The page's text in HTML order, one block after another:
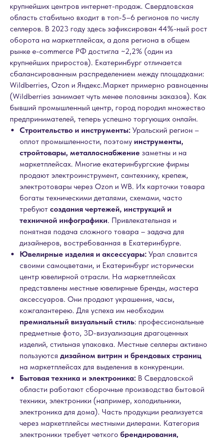
крупнейших центров интернет-продаж. Свердловская
область стабильно входит в топ-5–6 регионов по числу
селлеров. В 2023 году здесь зафиксирован 44%-ный рост
оборота на маркетплейсах, а доля региона в общем
рынке e-commerce РФ достигла ~2,2% (один из
крупнейших приростов). Екатеринбург отличается
сбалансированным распределением между площадками:
Wildberries, Ozon и Яндекс.Маркет примерно равноценны
(Wildberries занимает чуть менее половины заказов). Как
бывший промышленный центр, город породил множество
предпринимателей, теперь успешно торгующих онлайн.
Строительство и инструменты: Уральский регион –
оплот промышленности, поэтому инструменты,
стройтовары, металлоснабжение заметны и на
маркетплейсах. Многие екатеринбургские фирмы
продают электроинструмент, сантехнику, крепеж,
электротовары через Ozon и WB. Их карточки товара
богаты техническими деталями, схемами, часто
требуют создания чертежей, инструкций и
техничной инфографики. Привлекательная и
понятная подача сложного товара – задача для
дизайнеров, востребованная в Екатеринбурге.
Ювелирные изделия и аксессуары: Урал славится
своими самоцветами, и Екатеринбург исторически
центр ювелирной отрасли. На маркетплейсах
представлены местные ювелирные бренды, мастера
аксессуаров. Они продают украшения, часы,
кожгалантерею. Для успеха им необходим
премиальный визуальный стиль: профессиональные
предметные фото, 3D-визуализация драгоценных
изделий, стильная упаковка. Местные селлеры активно
пользуются дизайном витрин и брендовых страниц
на маркетплейсах для выделения в конкуренции.
Бытовая техника и электроника: В Свердловской
области работают сборочные производства бытовой
техники, электроники (например, холодильники,
электроника для дома). Часть продукции реализуется
через маркетплейсы местными дилерами. Категория
электроники требует четкого брендирования,